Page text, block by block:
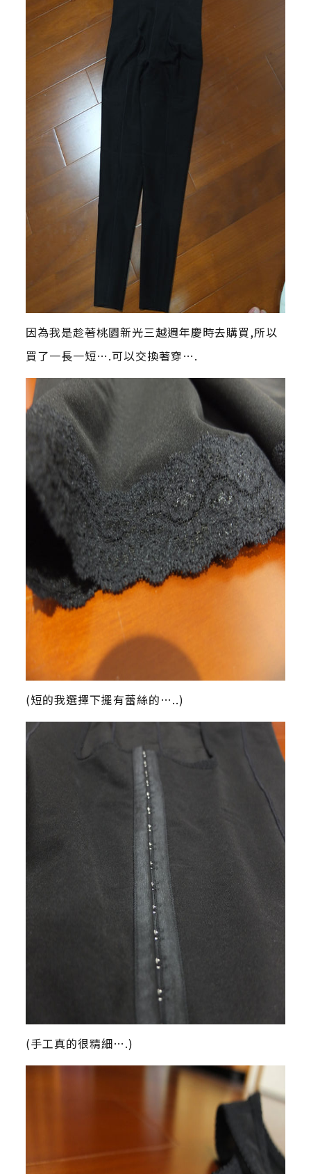
因為我是趁著桃園新光三越週年慶時去購買,所以
買了一長一短….可以交換著穿….
(短的我選擇下擺有蕾絲的…..)
(手工真的很精細….)